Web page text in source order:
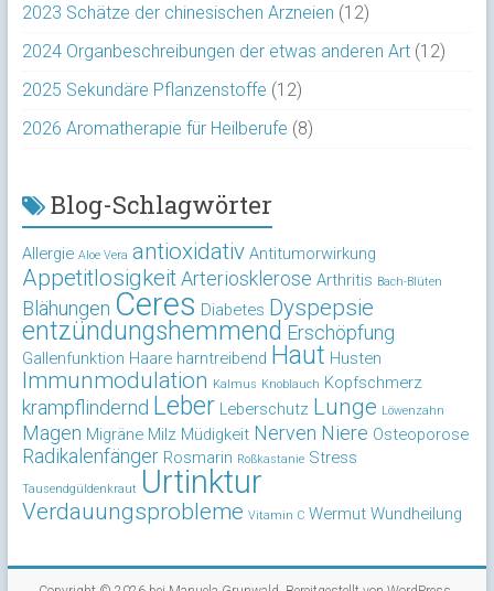
2023 Schätze der chinesischen Arzneien (12)
2024 Organbeschreibungen der etwas anderen Art(12)
2025 Sekundäre Pflanzenstoffe (12)
2026 Aromatherapie für Heilberufe (8)
Blog-Schlagwörter
Allergie Aloe Vera antioxidativ Antitumorwirkung
Appetitlosigkeit Arteriosklerose Arthritis Bach-Blüten
Blähungen Ceres Diabetes Dyspepsie
entzündungshemmend Erschöpfung
Gallenfunktion Haare harntreibend Haut Husten
Immunmodulation Kalmus Knoblauch Kopfschmerz
krampflindernd Leber Leberschutz Lunge Löwenzahn
Magen Migräne Milz Müdigkeit Nerven Niere Osteoporose
Radikalenfänger Rosmarin Roßkastanie Stress
Tausendgüldenkraut Urtinktur
Verdauungsprobleme Vitamin C Wermut Wundheilung